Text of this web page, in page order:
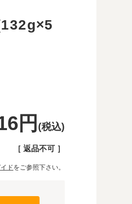
円 (税込)
［ 返品不可 ］
ドをご参照下さい。